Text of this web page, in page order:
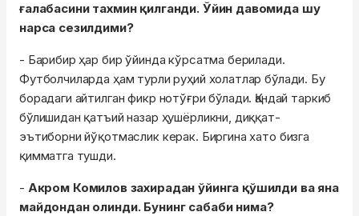
ғалабасини тахмин қилганди. Ўйин давомида шу
нарса сезилдими?
- Барибир ҳар бир ўйинда кўрсатма берилади.
Футболчиларда ҳам турли руҳий холатлар бўлади. Бу
борадаги айтилган фикр нотўғри бўлади. Қандай таркиб
бўлишидан қатъий назар ҳушёрликни, диққат-
эътиборни йўқотмаслик керак. Биргина хато бизга
қимматга тушди.
- Акром Комилов захирадан ўйинга қўшилди ва яна
майдондан олинди. Бунинг сабаби нима?